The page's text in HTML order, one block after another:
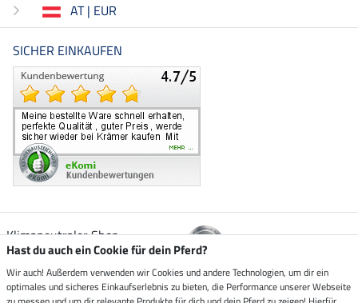
AT | EUR
SICHER EINKAUFEN
Klimaneutraler Shop
Zustellung durch
Hast du auch ein Cookie für dein Pferd?
Wir auch! Außerdem verwenden wir Cookies und andere Technologien, um dir ein
optimales und sicheres Einkaufserlebnis zu bieten, die Performance unserer Webseite